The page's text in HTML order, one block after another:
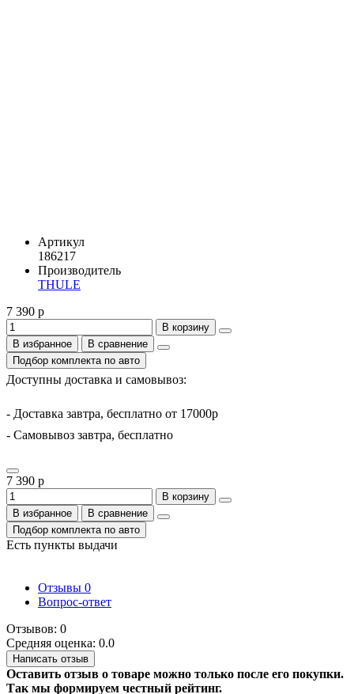
Артикул
186217
Производитель
THULE
7 390 р
В корзину
В избранное
В сравнение
Подбор комплекта по авто
Доступны доставка и самовывоз:
- Доставка завтра, бесплатно от 17000р
- Самовывоз завтра, бесплатно
7 390 р
В корзину
В избранное
В сравнение
Подбор комплекта по авто
Есть пункты выдачи
Отзывы 0
Вопрос-ответ
Отзывов: 0
Средняя оценка: 0.0
Написать отзыв
Оставить отзыв о товаре можно только после его покупки.
Так мы формируем честный рейтинг.